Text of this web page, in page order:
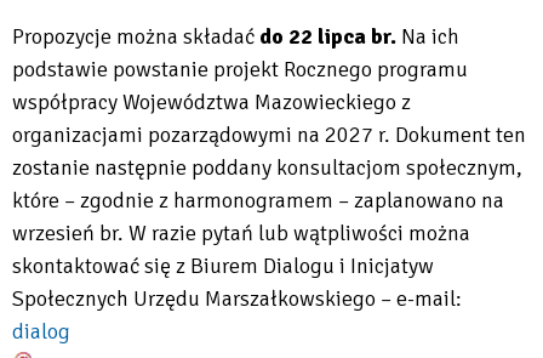
Propozycje można składać do 22 lipca br. Na ich
podstawie powstanie projekt Rocznego programu
współpracy Województwa Mazowieckiego z
organizacjami pozarządowymi na 2027 r. Dokument ten
zostanie następnie poddany konsultacjom społecznym,
które – zgodnie z harmonogramem – zaplanowano na
wrzesień br. W razie pytań lub wątpliwości można
skontaktować się z Biurem Dialogu i Inicjatyw
Społecznych Urzędu Marszałkowskiego – e-mail:
dialog